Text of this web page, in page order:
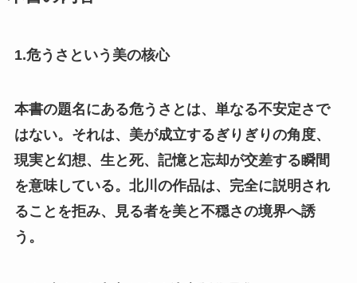
1.危うさという美の核心
本書の題名にある危うさとは、単なる不安定さで
はない。それは、美が成立するぎりぎりの角度、
現実と幻想、生と死、記憶と忘却が交差する瞬間
を意味している。北川の作品は、完全に説明され
ることを拒み、見る者を美と不穏さの境界へ誘
う。